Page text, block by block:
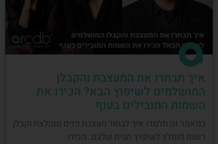
איך תבחרו את המעצבת והקבלן
המושלמים לשיפוץ הבא? הכירו את
השמות המובילים בענף
במאמר זה תלמדו איך לבחור מעצבת פנים מומלצת וקבלן
רשום מומלץ לשיפוץ הבית שלכם. הכירו